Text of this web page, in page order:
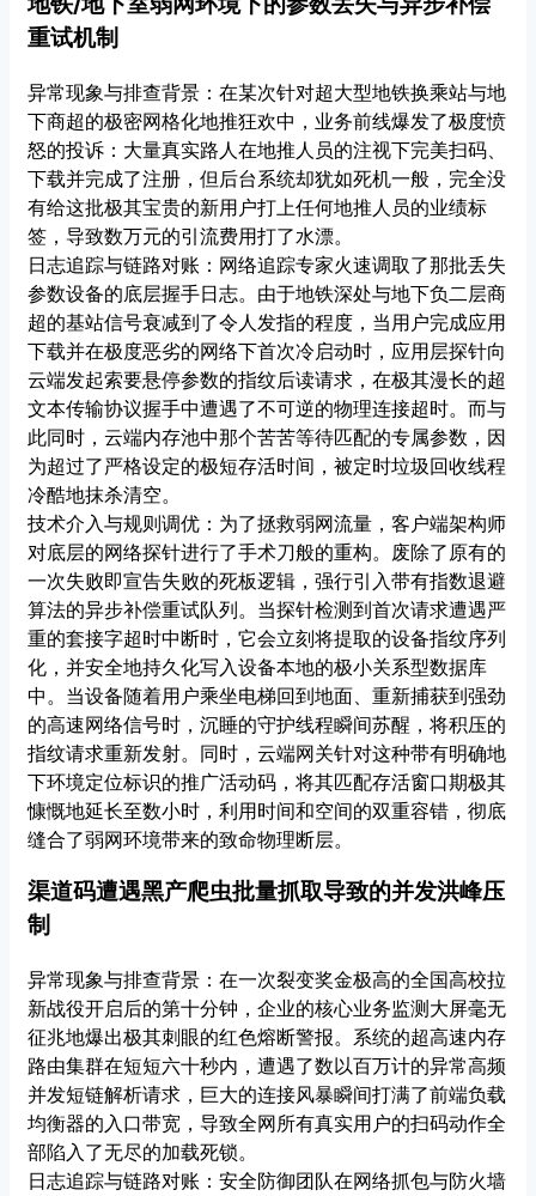
重试机制
异常现象与排查背景：在某次针对超大型地铁换乘站与地
下商超的极密网格化地推狂欢中，业务前线爆发了极度愤
怒的投诉：大量真实路人在地推人员的注视下完美扫码、
下载并完成了注册，但后台系统却犹如死机一般，完全没
有给这批极其宝贵的新用户打上任何地推人员的业绩标
签，导致数万元的引流费用打了水漂。
日志追踪与链路对账：网络追踪专家火速调取了那批丢失
参数设备的底层握手日志。由于地铁深处与地下负二层商
超的基站信号衰减到了令人发指的程度，当用户完成应用
下载并在极度恶劣的网络下首次冷启动时，应用层探针向
云端发起索要悬停参数的指纹后读请求，在极其漫长的超
文本传输协议握手中遭遇了不可逆的物理连接超时。而与
此同时，云端内存池中那个苦苦等待匹配的专属参数，因
为超过了严格设定的极短存活时间，被定时垃圾回收线程
冷酷地抹杀清空。
技术介入与规则调优：为了拯救弱网流量，客户端架构师
对底层的网络探针进行了手术刀般的重构。废除了原有的
一次失败即宣告失败的死板逻辑，强行引入带有指数退避
算法的异步补偿重试队列。当探针检测到首次请求遭遇严
重的套接字超时中断时，它会立刻将提取的设备指纹序列
化，并安全地持久化写入设备本地的极小关系型数据库
中。当设备随着用户乘坐电梯回到地面、重新捕获到强劲
的高速网络信号时，沉睡的守护线程瞬间苏醒，将积压的
指纹请求重新发射。同时，云端网关针对这种带有明确地
下环境定位标识的推广活动码，将其匹配存活窗口期极其
慷慨地延长至数小时，利用时间和空间的双重容错，彻底
缝合了弱网环境带来的致命物理断层。
渠道码遭遇黑产爬虫批量抓取导致的并发洪峰压
制
异常现象与排查背景：在一次裂变奖金极高的全国高校拉
新战役开启后的第十分钟，企业的核心业务监测大屏毫无
征兆地爆出极其刺眼的红色熔断警报。系统的超高速内存
路由集群在短短六十秒内，遭遇了数以百万计的异常高频
并发短链解析请求，巨大的连接风暴瞬间打满了前端负载
均衡器的入口带宽，导致全网所有真实用户的扫码动作全
部陷入了无尽的加载死锁。
日志追踪与链路对账：安全防御团队在网络抓包与防火墙